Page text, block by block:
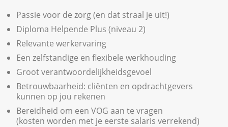
Passie voor de zorg (en dat straal je uit!)
Diploma Helpende Plus (niveau 2)
Relevante werkervaring
Een zelfstandige en flexibele werkhouding
Groot verantwoordelijkheidsgevoel
Betrouwbaarheid: cliënten en opdrachtgevers
kunnen op jou rekenen
Bereidheid om een VOG aan te vragen
(kosten worden met je eerste salaris verrekend)